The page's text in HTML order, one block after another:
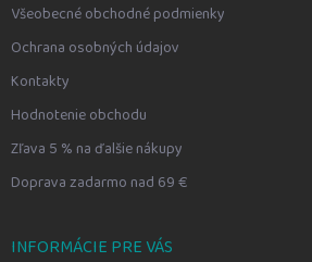
Všeobecné obchodné podmienky
Ochrana osobných údajov
Kontakty
Hodnotenie obchodu
Zľava 5 % na ďalšie nákupy
Doprava zadarmo nad 69 €
INFORMÁCIE PRE VÁS